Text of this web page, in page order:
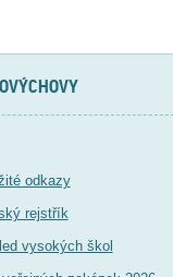
odkazy
rejstřík
vysokých škol